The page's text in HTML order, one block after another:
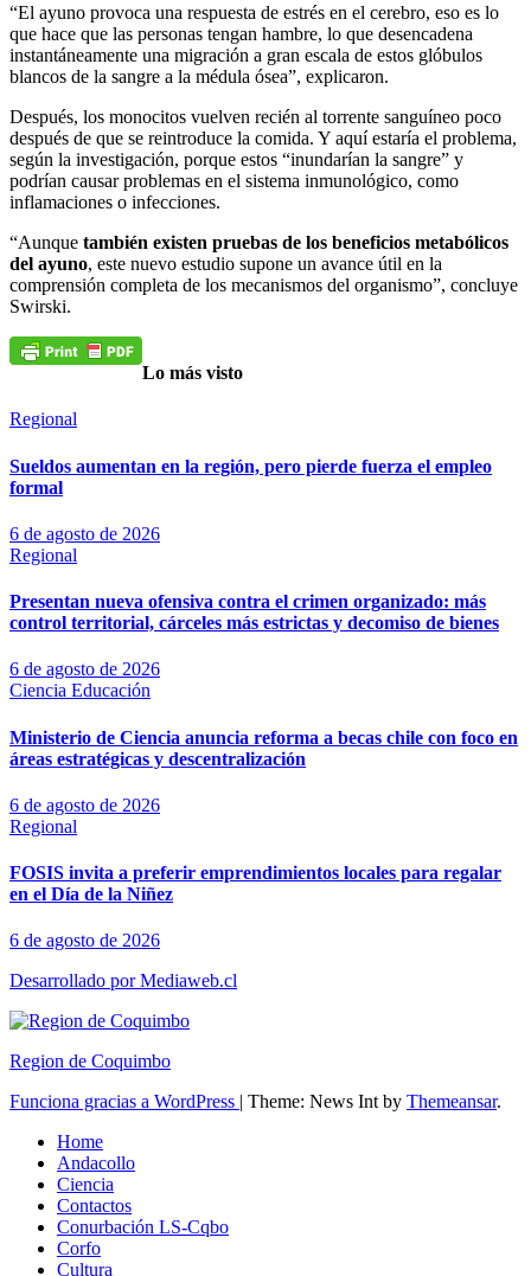
“El ayuno provoca una respuesta de estrés en el cerebro, eso es lo
que hace que las personas tengan hambre, lo que desencadena
instantáneamente una migración a gran escala de estos glóbulos
blancos de la sangre a la médula ósea”, explicaron.
Después, los monocitos vuelven recién al torrente sanguíneo poco
después de que se reintroduce la comida. Y aquí estaría el problema,
según la investigación, porque estos “inundarían la sangre” y
podrían causar problemas en el sistema inmunológico, como
inflamaciones o infecciones.
“Aunque también existen pruebas de los beneficios metabólicos
del ayuno, este nuevo estudio supone un avance útil en la
comprensión completa de los mecanismos del organismo”, concluye
Swirski.
Lo más visto
Regional
Sueldos aumentan en la región, pero pierde fuerza el empleo
formal
6 de agosto de 2026
Regional
Presentan nueva ofensiva contra el crimen organizado: más
control territorial, cárceles más estrictas y decomiso de bienes
6 de agosto de 2026
Ciencia Educación
Ministerio de Ciencia anuncia reforma a becas chile con foco en
áreas estratégicas y descentralización
6 de agosto de 2026
Regional
FOSIS invita a preferir emprendimientos locales para regalar
en el Día de la Niñez
6 de agosto de 2026
Desarrollado por Mediaweb.cl
Region de Coquimbo
Funciona gracias a WordPress
Theme: News Int by Themeansar.
Home
Andacollo
Ciencia
Contactos
Conurbación LS-Cqbo
Corfo
Cultura